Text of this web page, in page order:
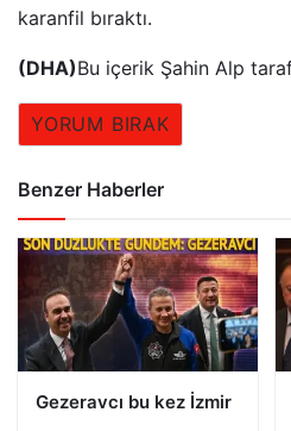
karanfil bıraktı.
(DHA)Bu içerik Şahin Alp
YORUM BIRAK
Benzer Haberler
Gezeravcı bu kez İzmir